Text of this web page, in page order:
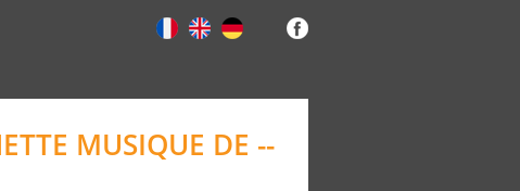
MUSIQUE DE --